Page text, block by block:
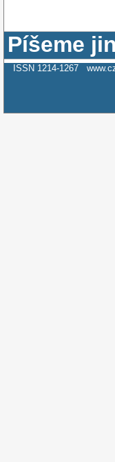
Píšeme
ISSN 1214-1267